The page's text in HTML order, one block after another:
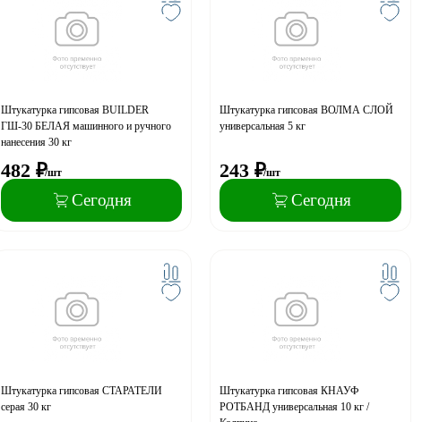
Штукатурка гипсовая BUILDER
ГШ-30 БЕЛАЯ машинного и ручного
нанесения 30 кг
482 ₽/шт
Сегодня
Штукатурка гипсовая ВОЛМА СЛОЙ
универсальная 5 кг
243 ₽/шт
Сегодня
Штукатурка гипсовая СТАРАТЕЛИ
серая 30 кг
Штукатурка гипсовая КНАУФ
РОТБАНД универсальная 10 кг /